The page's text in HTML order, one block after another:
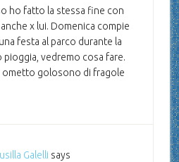
ho fatto la stessa fine con
x lui. Domenica compie
festa al parco durante la
pioggia, vedremo cosa fare.
ometto golosono di fragole
Galelli says